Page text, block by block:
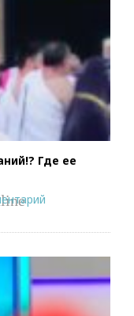
Где ее